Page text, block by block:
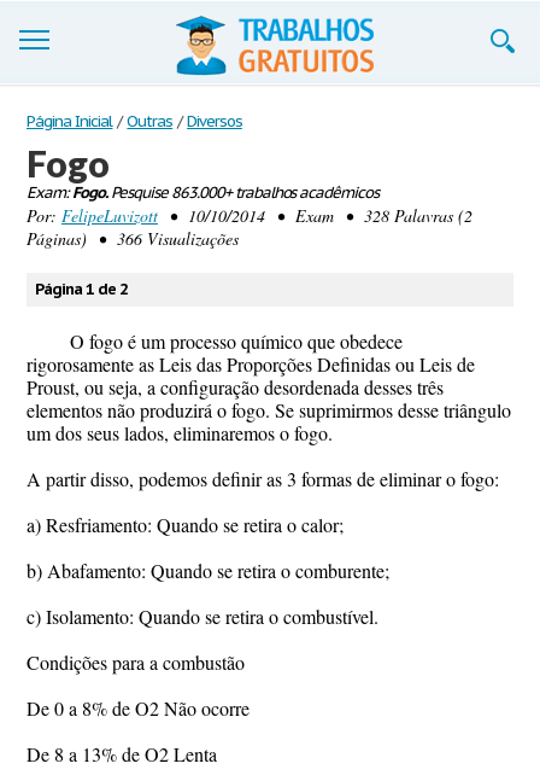
Trabalhos
Cadastre-se
Entre
Página Inicial / Outras / Diversos
Fogo
Exam:Fogo.Pesquise 863.000+ trabalhos acadêmicos
Por: FelipeLuvizott • 10/10/2014 • Exam • 328 Palavras (2
Páginas) • 366 Visualizações
Página 1 de 2
O fogo é um processo químico que obedece
rigorosamente as Leis das Proporções Definidas ou Leis de
Proust, ou seja, a configuração desordenada desses três
elementos não produzirá o fogo. Se suprimirmos desse triângulo
um dos seus lados, eliminaremos o fogo.
A partir disso, podemos definir as 3 formas de eliminar o fogo:
a) Resfriamento: Quando se retira o calor;
b) Abafamento: Quando se retira o comburente;
c) Isolamento: Quando se retira o combustível.
Condições para a combustão
De 0 a 8% de O2 Não ocorre
De 8 a 13% de O2 Lenta